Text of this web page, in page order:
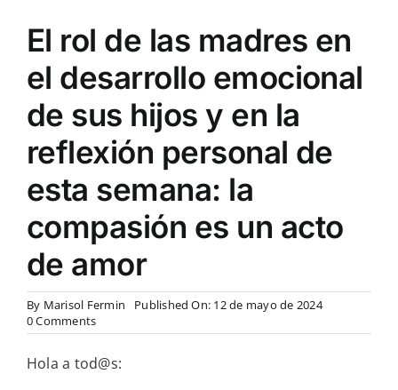
El rol de las madres en
el desarrollo emocional
de sus hijos y en la
reflexión personal de
esta semana: la
compasión es un acto
de amor
By Marisol Fermin
Published On: 12 de mayo de 2024
0 Commentson
El
de
Hola a tod@s: